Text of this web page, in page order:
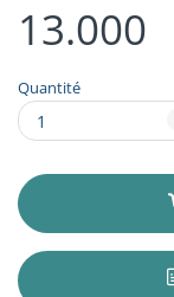
13.000
Quantité